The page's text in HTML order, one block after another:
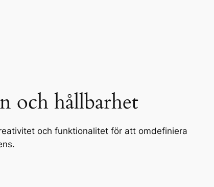
och hållbarhet
och funktionalitet för att omdefiniera